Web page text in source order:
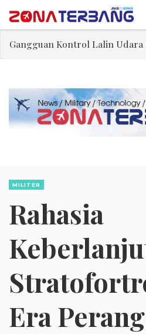
Sjafrie Sjamsoeddin: Jangan
MILITER
Rahasia
Era